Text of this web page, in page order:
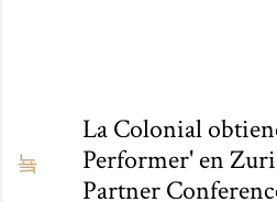
La Colonial
Performer' en
Partner